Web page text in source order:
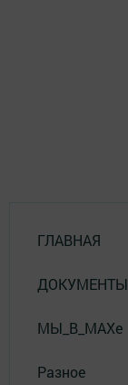
ГЛАВНАЯ
ДОКУМЕНТЫ
МЫ_В_MAXе
Разное